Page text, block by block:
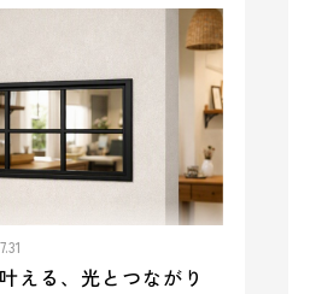
える、光とつながり